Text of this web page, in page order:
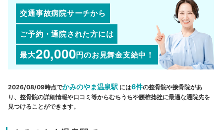
交通事故病院サーチから
ご予約・通院された方には
最大20,000円のお見舞金支給中！
2026/08/09時点でかみのやま温泉駅 には6件の整骨院や接骨院があ
り、整骨院の詳細情報や口コミ等からむちうちや腰椎捻挫に最適な通院先を
見つけることができます。